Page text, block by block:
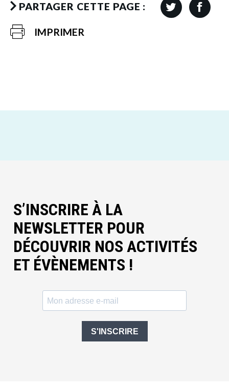
PARTAGER CETTE PAGE :
IMPRIMER
S’INSCRIRE À LA
NEWSLETTER POUR
DÉCOUVRIR NOS ACTIVITÉS
ET ÉVÈNEMENTS !
S'INSCRIRE